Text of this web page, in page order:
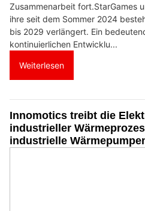
Zusammenarbeit fort.StarGames
ihre seit dem Sommer 2024
bis 2029 verlängert. Ein
kontinuierlichen Entwicklu...
Weiterlesen
Innomotics treibt die
industrieller
industrielle